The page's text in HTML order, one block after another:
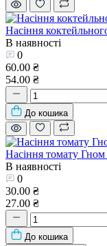
Насіння
В наявності
0
60.00 ₴
54.00 ₴
До кошика
Насіння томату
В наявності
0
30.00 ₴
27.00 ₴
До кошика